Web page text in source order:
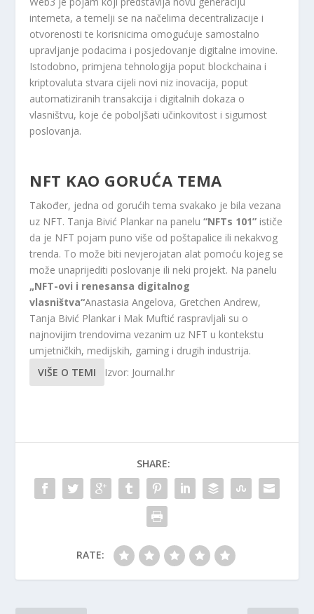
interneta, a temelji se na načelima decentralizacije i
otvorenosti te korisnicima omogućuje samostalno
upravljanje podacima i posjedovanje digitalne imovine.
Istodobno, primjena tehnologija poput blockchaina i
kriptovaluta stvara cijeli novi niz inovacija, poput
automatiziranih transakcija i digitalnih dokaza o
vlasništvu, koje će poboljšati učinkovitost i sigurnost
poslovanja.
NFT KAO GORUĆA TEMA
Također, jedna od gorućih tema svakako je bila vezana
uz NFT. Tanja Bivić Plankar na panelu“NFTs 101” ističe
da je NFT pojam puno više od poštapalice ili nekakvog
trenda. To može biti nevjerojatan alat pomoću kojeg se
može unaprijediti poslovanje ili neki projekt. Na panelu
„NFT-ovi i renesansa digitalnog
vlasništva“Anastasia Angelova, Gretchen Andrew,
Tanja Bivić Plankar i Mak Muftić raspravljali su o
najnovijim trendovima vezanim uz NFT u kontekstu
umjetničkih, medijskih, gaming i drugih industrija.
VIŠE O TEMI
Izvor: Journal.hr
SHARE:
RATE: